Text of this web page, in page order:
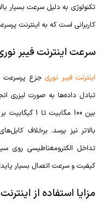
تکنولوژی به دلیل سرعت بسیار
کاربرانی است که به اینترنت
سرعت اینترنت فیبر
اینترنت فیبر نوری جزع پرسرعت
تبادل داده‌ها به صورت لیزری
بین 100 مگابیت
بالاتر نیز برسد. برخلاف
تداخل الکترومغناطیسی روی
کیفیت و سرعت اتصال بسیار
مزایا استفاده از